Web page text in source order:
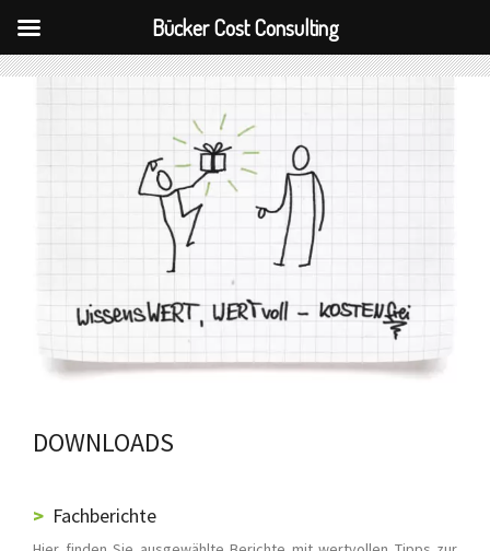
Zum
DOWNLOADS
Fachberichte
Bücker Cost Consulting